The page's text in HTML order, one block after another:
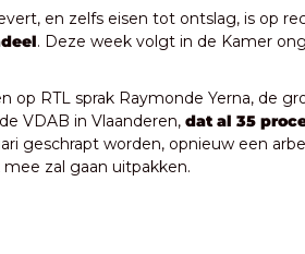
en zelfs eisen tot ontslag, is op
. Deze week volgt in de Kamer
op RTL sprak Raymonde Yerna, de
VDAB in Vlaanderen, dat al 35
geschrapt worden, opnieuw een
zal gaan uitpakken.